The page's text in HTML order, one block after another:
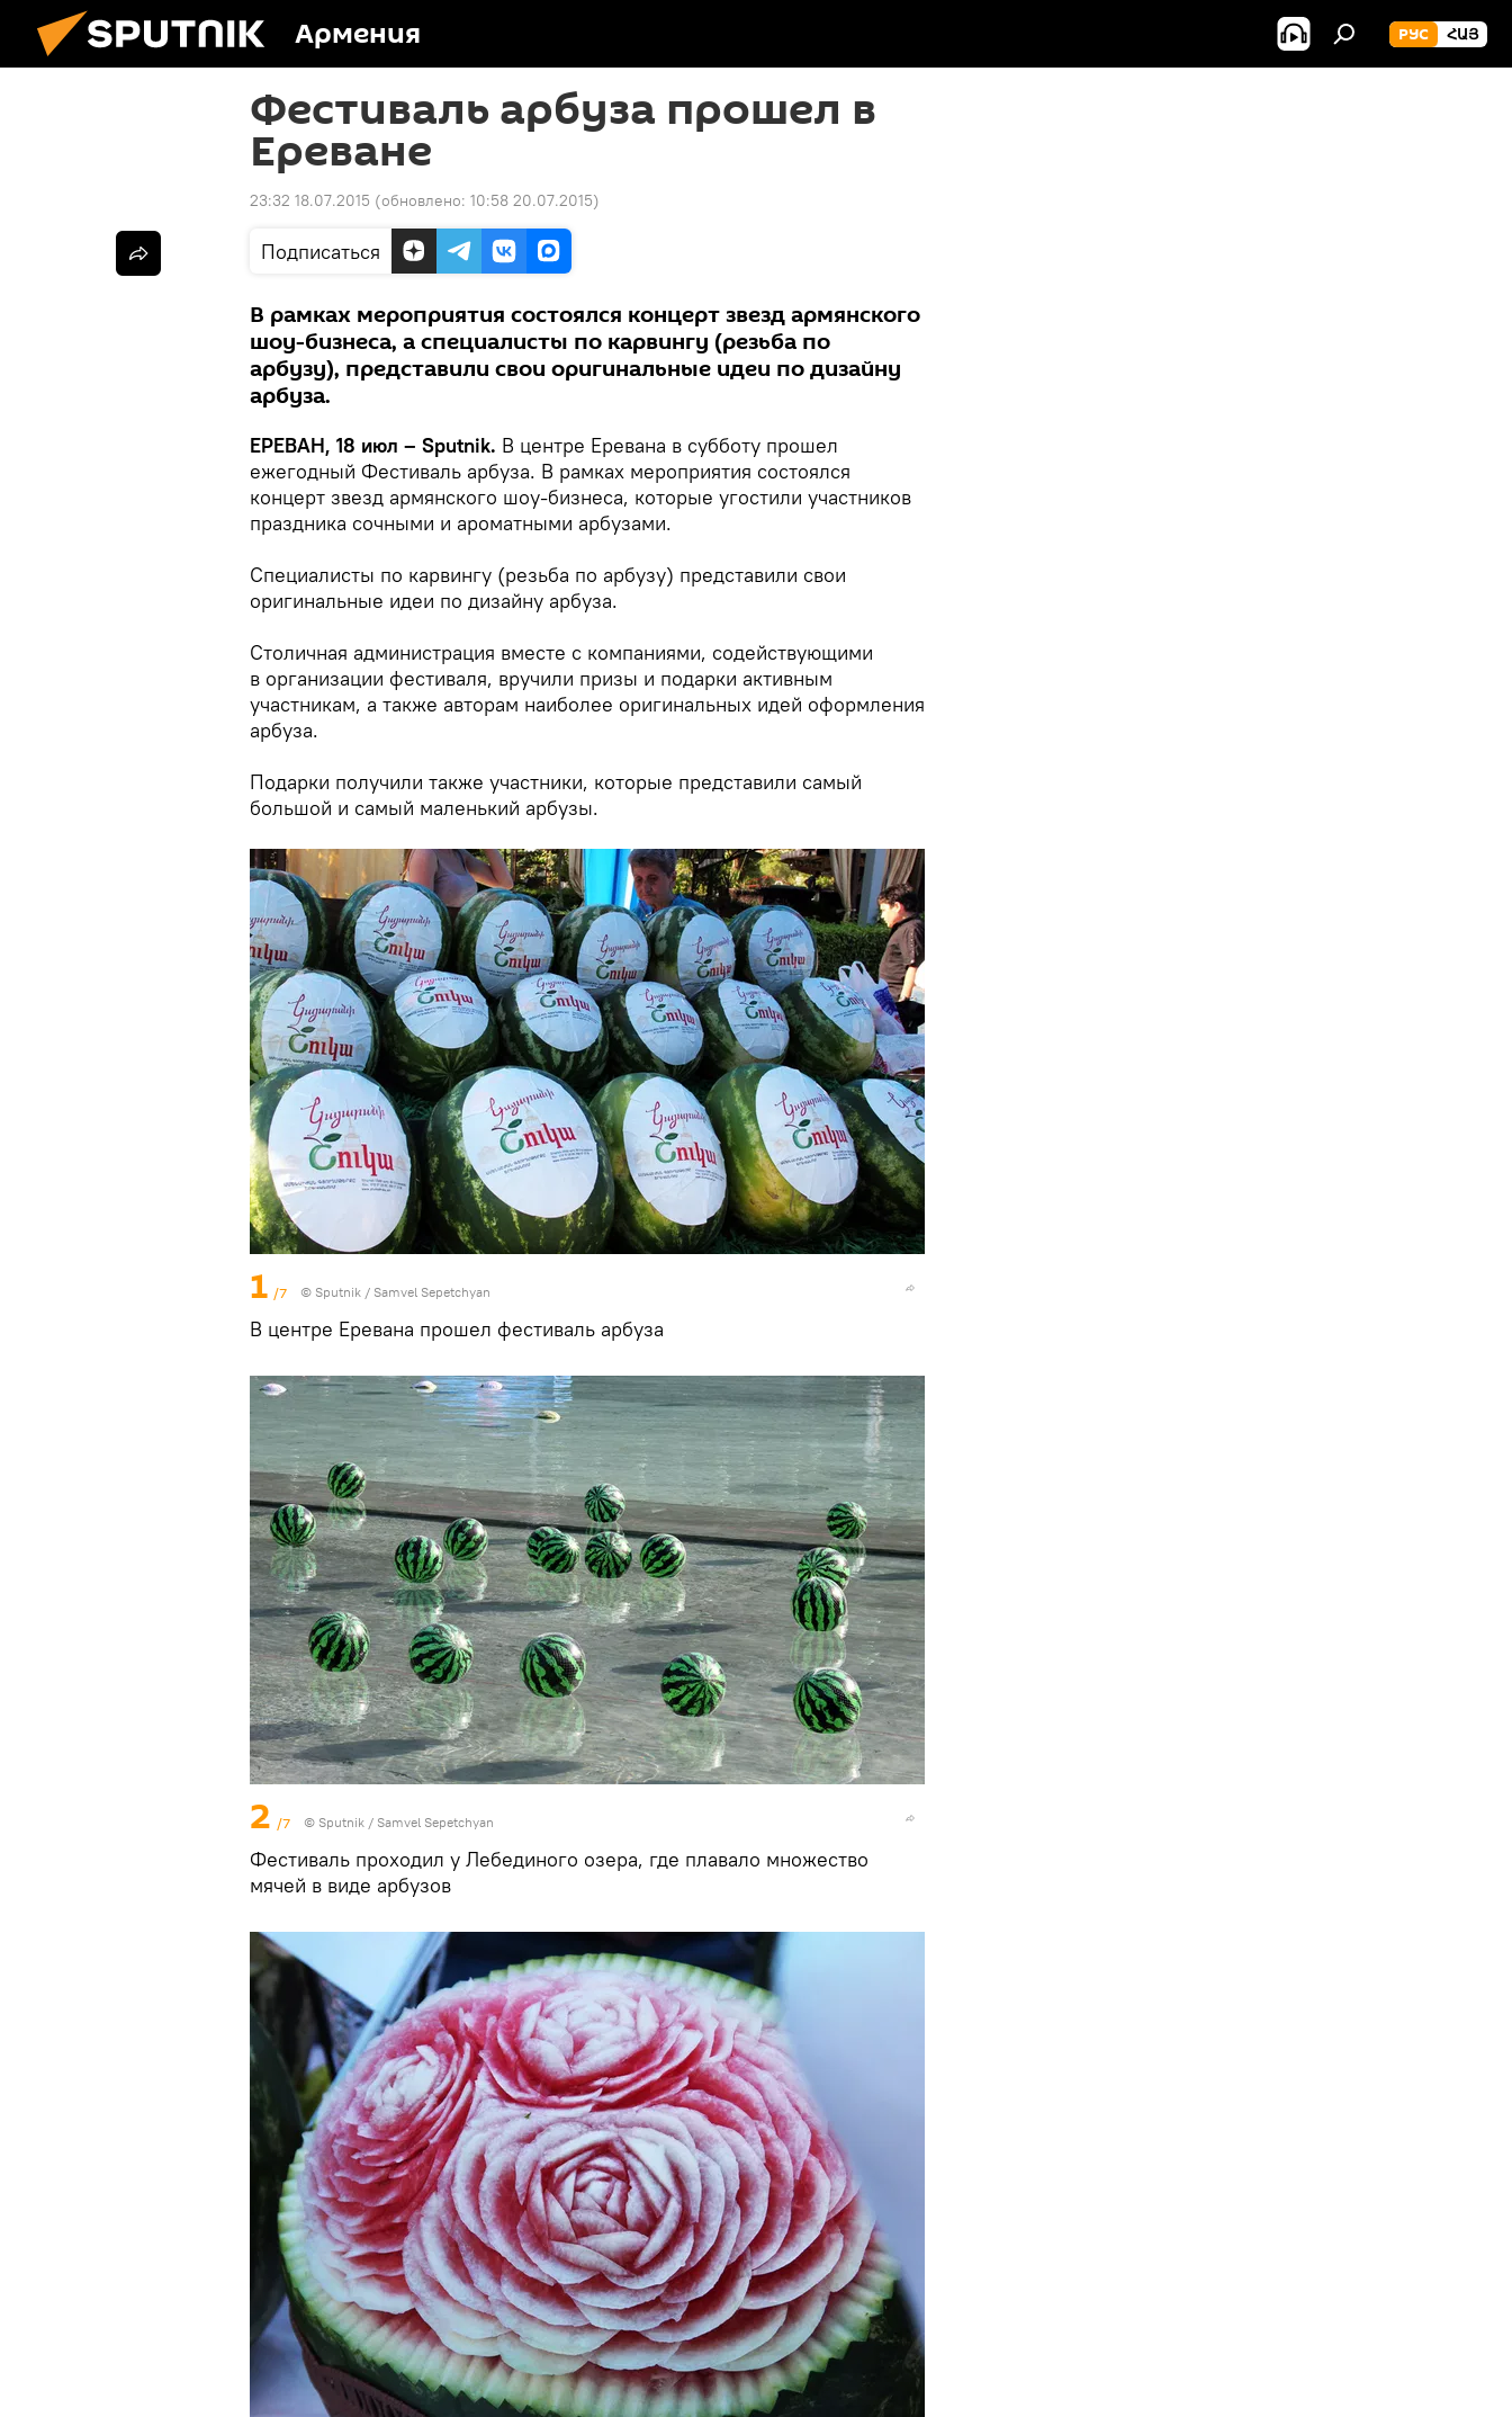
Армения РУС ՀԱՅ
Фестиваль арбуза прошел в
Ереване
23:32 18.07.2015 (обновлено: 10:58 20.07.2015)
Подписаться
В рамках мероприятия состоялся концерт звезд армянского
шоу-бизнеса, а специалисты по карвингу (резьба по
арбузу), представили свои оригинальные идеи по дизайну
арбуза.
ЕРЕВАН, 18 июл – Sputnik. В центре Еревана в субботу прошел
ежегодный Фестиваль арбуза. В рамках мероприятия состоялся
концерт звезд армянского шоу-бизнеса, которые угостили участников
праздника сочными и ароматными арбузами.
Специалисты по карвингу (резьба по арбузу) представили свои
оригинальные идеи по дизайну арбуза.
Столичная администрация вместе с компаниями, содействующими
в организации фестиваля, вручили призы и подарки активным
участникам, а также авторам наиболее оригинальных идей оформления
арбуза.
Подарки получили также участники, которые представили самый
большой и самый маленький арбузы.
1 /7 © Sputnik / Samvel Sepetchyan
В центре Еревана прошел фестиваль арбуза
2 /7 © Sputnik / Samvel Sepetchyan
Фестиваль проходил у Лебединого озера, где плавало множество
мячей в виде арбузов